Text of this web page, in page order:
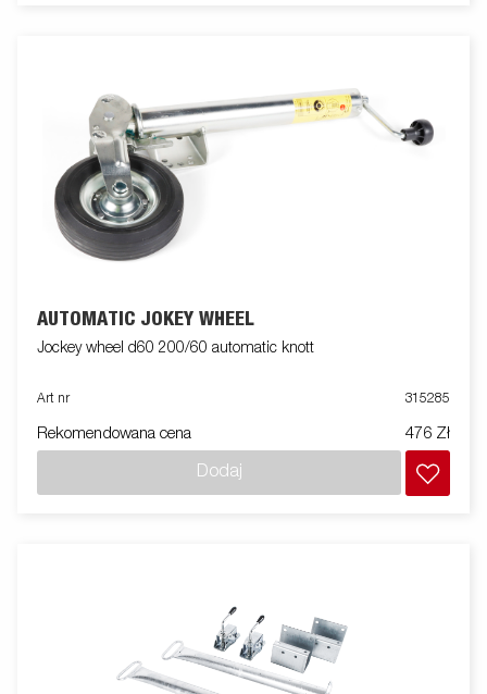
AUTOMATIC JOKEY WHEEL
Jockey wheel d60 200/60 automatic knott
Art nr 315285
Rekomendowana cena 476 Zł
Dodaj